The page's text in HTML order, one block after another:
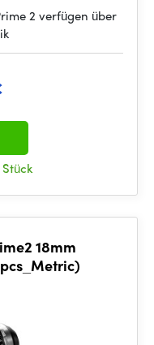
2 verfügen über
18mm